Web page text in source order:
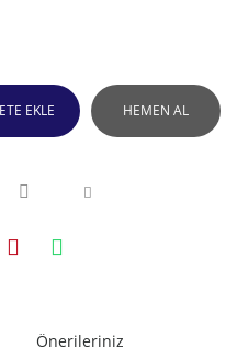
EKLE HEMEN AL
Önerileriniz